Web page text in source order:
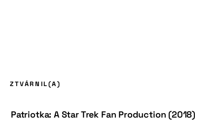
ZTVÁRNIL(A)
Patriotka: A Star Trek Fan Production (2018)